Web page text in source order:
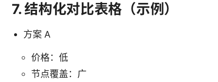
7. 结构化对比表格（示例）
方案 A
价格：低
节点覆盖：广